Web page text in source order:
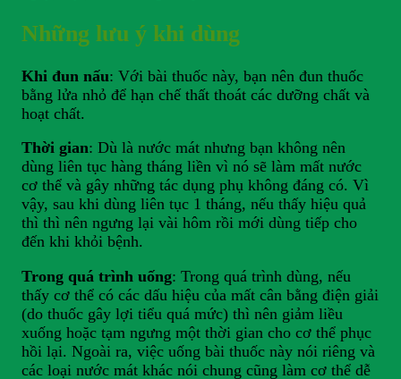
Những lưu ý khi dùng
Khi đun nấu: Với bài thuốc này, bạn nên đun thuốc
bằng lửa nhỏ để hạn chế thất thoát các dưỡng chất và
hoạt chất.
Thời gian: Dù là nước mát nhưng bạn không nên
dùng liên tục hàng tháng liền vì nó sẽ làm mất nước
cơ thể và gây những tác dụng phụ không đáng có. Vì
vậy, sau khi dùng liên tục 1 tháng, nếu thấy hiệu quả
thì thì nên ngưng lại vài hôm rồi mới dùng tiếp cho
đến khi khỏi bệnh.
Trong quá trình uống: Trong quá trình dùng, nếu
thấy cơ thể có các dấu hiệu của mất cân bằng điện giải
(do thuốc gây lợi tiểu quá mức) thì nên giảm liều
xuống hoặc tạm ngưng một thời gian cho cơ thể phục
hồi lại. Ngoài ra, việc uống bài thuốc này nói riêng và
các loại nước mát khác nói chung cũng làm cơ thể dễ